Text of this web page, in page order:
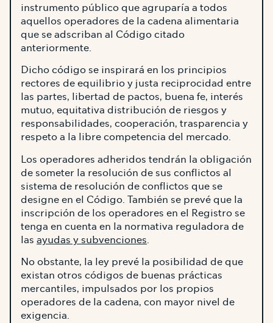
instrumento público que agruparía a todos
aquellos operadores de la cadena alimentaria
que se adscriban al Código citado
anteriormente.
Dicho código se inspirará en los principios
rectores de equilibrio y justa reciprocidad entre
las partes, libertad de pactos, buena fe, interés
mutuo, equitativa distribución de riesgos y
responsabilidades, cooperación, trasparencia y
respeto a la libre competencia del mercado.
Los operadores adheridos tendrán la obligación
de someter la resolución de sus conflictos al
sistema de resolución de conflictos que se
designe en el Código. También se prevé que la
inscripción de los operadores en el Registro se
tenga en cuenta en la normativa reguladora de
las ayudas y subvenciones.
No obstante, la ley prevé la posibilidad de que
existan otros códigos de buenas prácticas
mercantiles, impulsados por los propios
operadores de la cadena, con mayor nivel de
exigencia.